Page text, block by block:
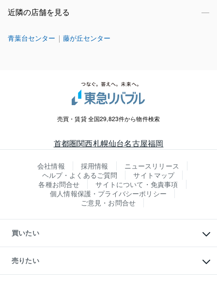
近隣の店舗を見る
青葉台センター 藤が丘センター
売買・賃貸 全国29,823件から物件検索
首都圏関西札幌仙台名古屋福岡
会社情報 採用情報
ニュースリリース
ヘルプ・よくあるご質問
サイトマップ
各種お問合せ
サイトについて・免責事項
個人情報保護・プライバシーポリシー
ご意見・お問合せ
買いたい
新築・分譲マンションの購入
中古マンションの購入
一戸建ての購入
売りたい